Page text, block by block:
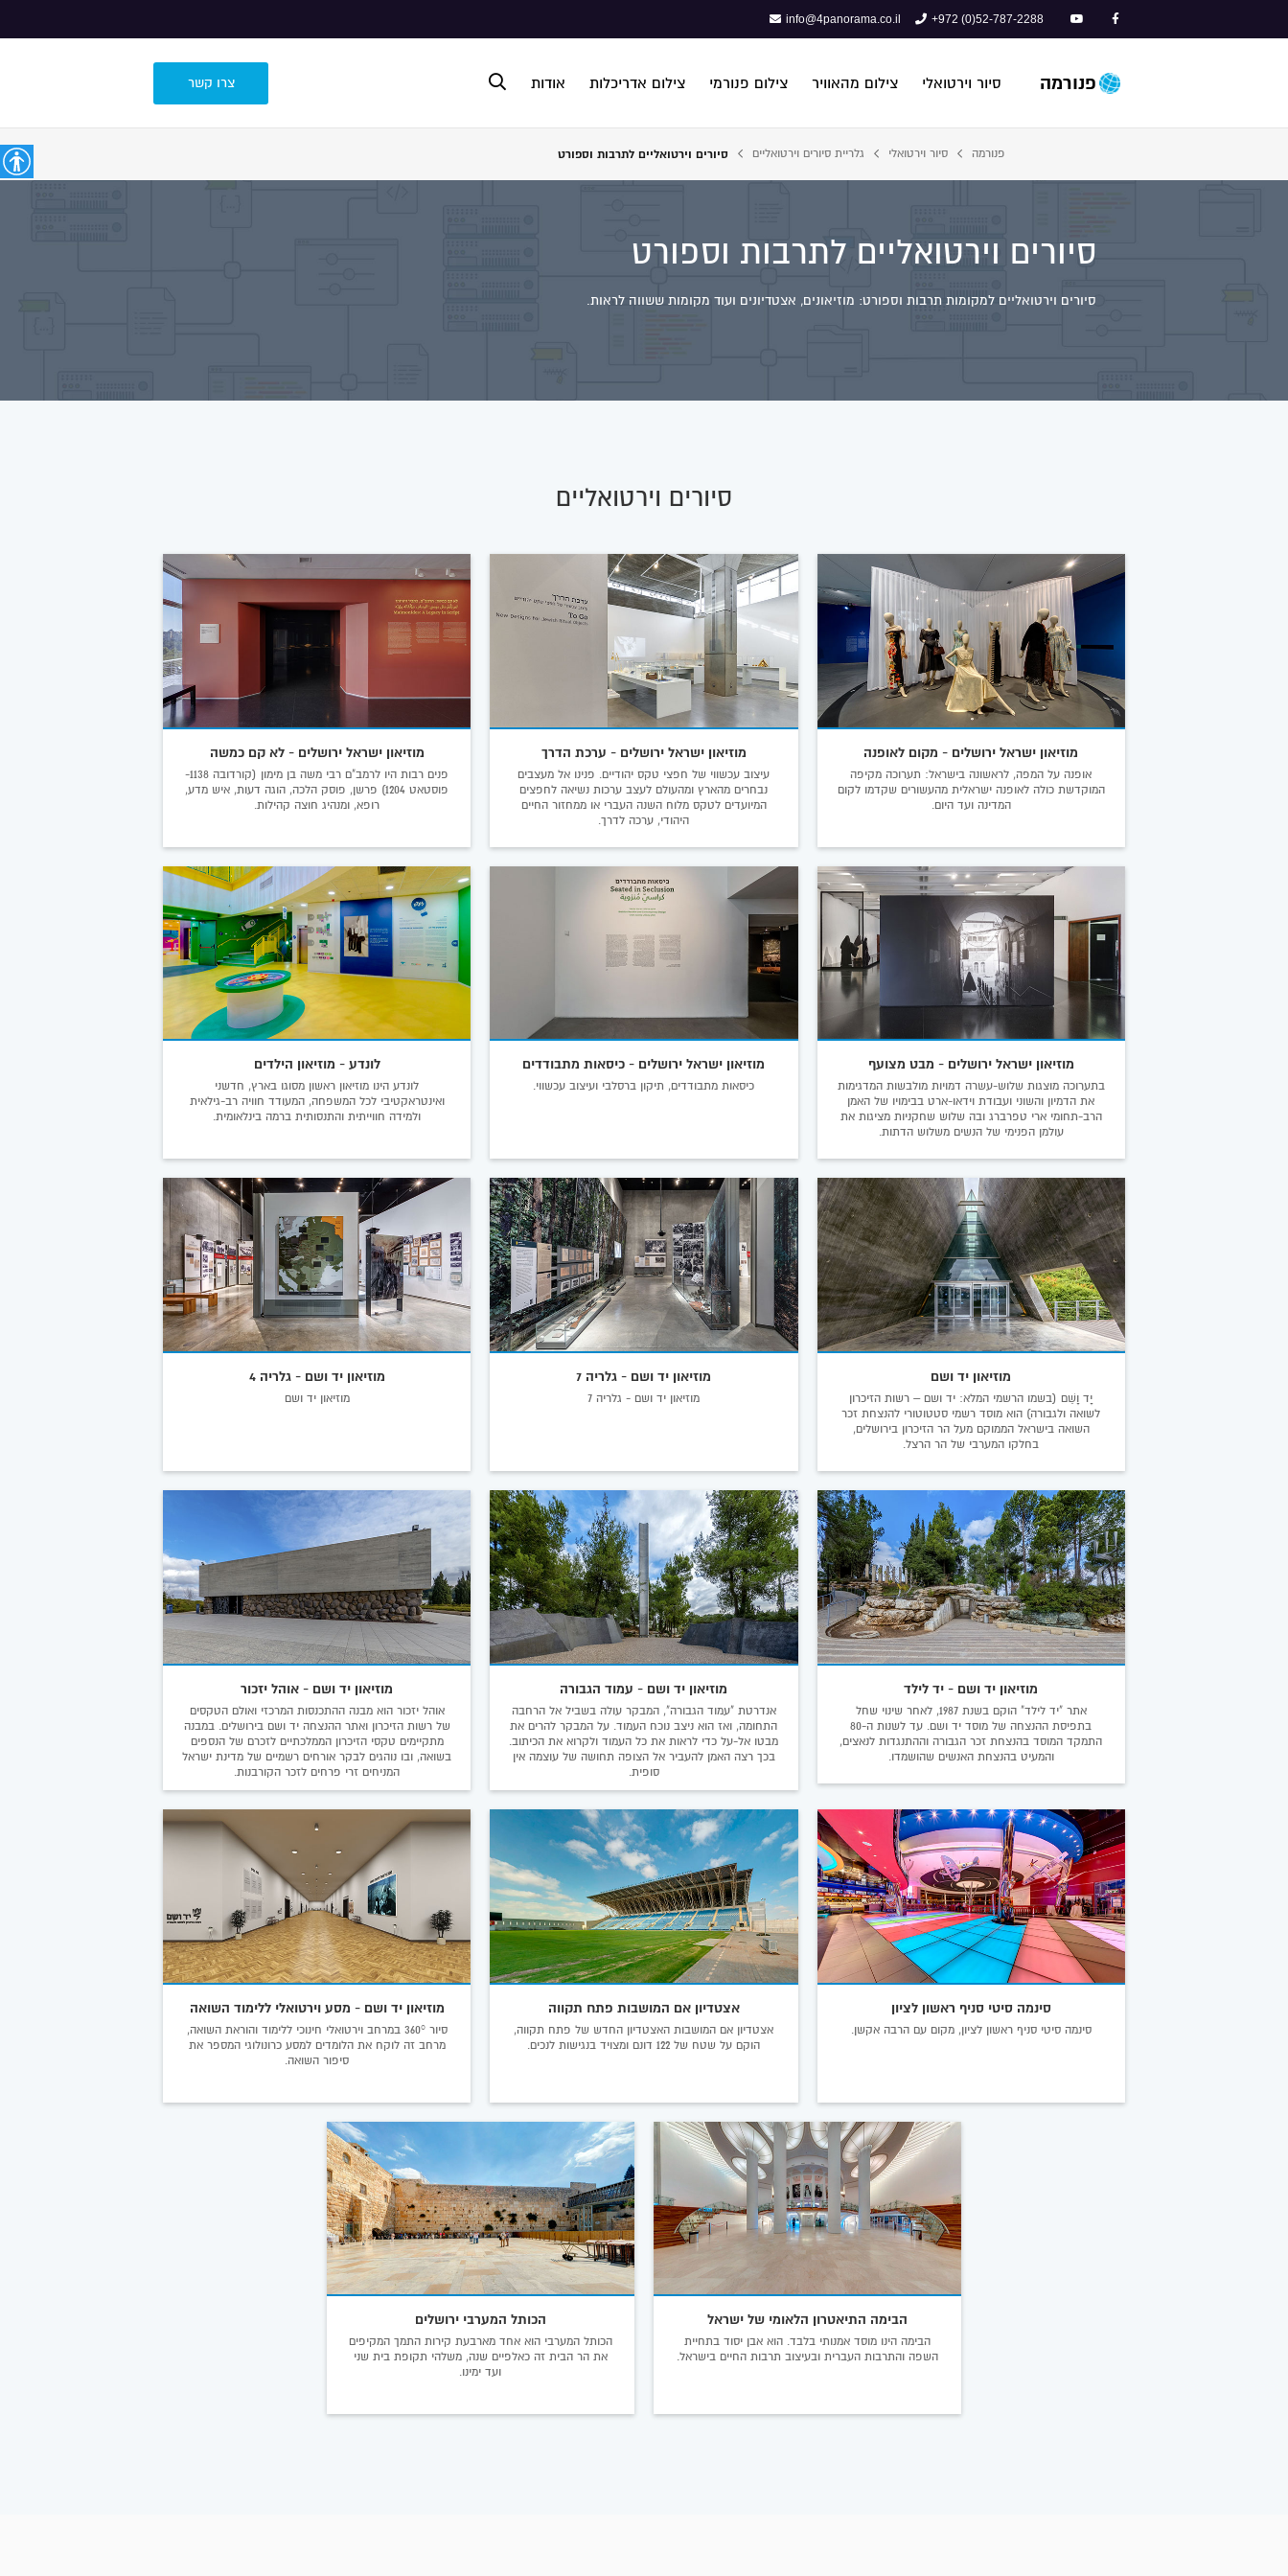
+972 (0)52-787-2288
info@4panorama.co.il
פנורמה סיור וירטואלי צילום מהאוויר צילום פנורמי צילום אדריכלות אודות צרו קשר
פנורמה סיור וירטואלי גלריית סיורים וירטואליים סיורים וירטואליים לתרבות וספורט
סיורים וירטואליים לתרבות וספורט
סיורים וירטואליים למקומות תרבות וספורט: מוזיאונים, אצטדיונים ועוד מקומות ששווה לראות.
סיורים וירטואליים
מוזיאון ישראל ירושלים - מקום לאופנה
אופנה על המפה, לראשונה בישראל: תערוכה מקיפה
המוקדשת כולה לאופנה ישראלית מהעשורים שקדמו לקום
המדינה ועד היום.
מוזיאון ישראל ירושלים - ערכת הדרך
עיצוב עכשווי של חפצי טקס יהודיים. פנינו אל מעצבים
נבחרים מהארץ ומהעולם לעצב ערכות נשיאה לחפצים
המיועדים לטקס מלוח השנה העברי או ממחזור החיים
היהודי, ערכה לדרך.
מוזיאון ישראל ירושלים - לא קם כמשה
פנים רבות היו לרמב"ם רבי משה בן מימון (קורדובה 1138-
פוסטאט 1204) פרשן, פוסק הלכה, הוגה דעות, איש מדע,
רופא, ומנהיג חוצה קהילות.
מוזיאון ישראל ירושלים - מבט מצועף
בתערוכה מוצגות שלוש-עשרה דמויות מולבשות המדגימות
את הדמיון והשוני ועבודת וידאו-ארט בבימויו של האמן
הרב-תחומי ארי טפרברג ובה שלוש שחקניות מציגות את
עולמן הפנימי של הנשים משלוש הדתות.
מוזיאון ישראל ירושלים - כיסאות מתבודדים
כיסאות מתבודדים, תיקון ברסלבי ועיצוב עכשווי.
לונדע - מוזיאון הילדים
לונדע הינו מוזיאון ראשון מסוגו בארץ, חדשני
ואינטראקטיבי לכל המשפחה, המעודד חוויה רב-גילאית
ולמידה חווייתית והתנסותית ברמה בינלאומית.
מוזיאון יד ושם
יָד וָשֵׁם (בשמו הרשמי המלא: יד ושם – רשות הזיכרון
לשואה ולגבורה) הוא מוסד רשמי סטטוטורי להנצחת זכר
השואה בישראל הממוקם מעל הר הזיכרון בירושלים,
בחלקו המערבי של הר הרצל.
מוזיאון יד ושם - גלריה 7
מוזיאון יד ושם - גלריה 7
מוזיאון יד ושם - גלריה 4
מוזיאון יד ושם
מוזיאון יד ושם - יד לילד
אתר "יד לילד" הוקם בשנת 1987, לאחר שינוי שחל
בתפיסת ההנצחה של מוסד יד ושם. עד לשנות ה-80
התמקד המוסד בהנצחת זכר הגבורה וההתנגדות לנאצים,
והמעיט בהנצחת האנשים שהושמדו.
מוזיאון יד ושם - עמוד הגבורה
אנדרטת "עמוד הגבורה", המבקר עולה בשביל אל הרחבה
התחומה, ואז הוא ניצב נוכח העמוד. על המבקר להרים את
מבטו אל-על כדי לראות את כל העמוד ולקרוא את הכיתוב.
בכך רצה האמן להעביר אל הצופה תחושה של עוצמה אין
סופית.
מוזיאון יד ושם - אוהל יזכור
אוהל יזכור הוא מבנה ההתכנסות המרכזי ואולם הטקסים
של רשות הזיכרון ואתר ההנצחה יד ושם בירושלים. במבנה
מתקיימים טקסי הזיכרון הממלכתיים לזכרם של הנספים
בשואה, ובו נוהגים לבקר אורחים רשמיים של מדינת ישראל
המניחים זרי פרחים לזכר הקורבנות.
סינמה סיטי סניף ראשון לציון
סינמה סיטי סניף ראשון לציון, מקום עם הרבה אקשן.
אצטדיון אם המושבות פתח תקווה
אצטדיון אם המושבות האצטדיון החדש של פתח תקווה,
הוקם על שטח של 122 דונם ומצויד בנגישות לנכים.
מוזיאון יד ושם - מסע וירטואלי ללימוד השואה
סיור 360° במרחב וירטואלי חינוכי ללימוד והוראת השואה,
מרחב זה לוקח את הלומדים למסע כרונולוגי המספר את
סיפור השואה.
הבימה התיאטרון הלאומי של ישראל
הבימה הינו מוסד אמנותי בלבד. הוא אבן יסוד בתחיית
השפה והתרבות העברית ובעיצוב תרבות החיים בישראל.
הכותל המערבי ירושלים
הכותל המערבי הוא אחד מארבעת קירות התמך המקיפים
את הר הבית זה כאלפיים שנה, משלהי תקופת בית שני
ועד ימינו.